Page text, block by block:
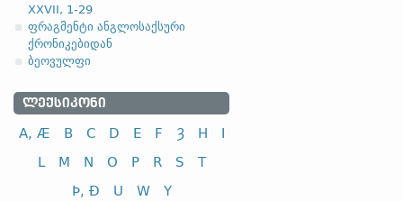
XXVII, 1-29
ფრაგმენტი ანგლოსაქსური
ქრონიკებიდან
ბეოვულფი
ᲚᲔᲥᲡᲘᲙᲝᲜᲘ
A, Æ B C D E F Ȝ H
I
L
M N O P R S
T
Þ, Ð
U W Y